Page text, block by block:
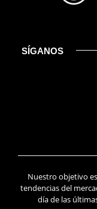
SÍGANOS
Nuestro objetivo
tendencias del
día de las